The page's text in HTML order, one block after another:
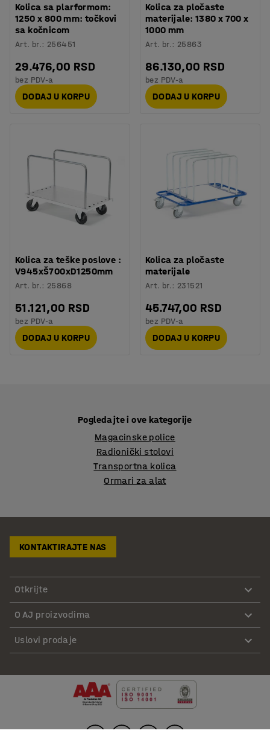
Kolica sa plarformom:
1250 x 800 mm: točkovi
sa kočnicom
Art. br.: 256451
29.476,00 RSD
bez PDV-a
DODAJ U KORPU
Kolica za pločaste
materijale: 1380 x 700 x
1000 mm
Art. br.: 25863
86.130,00 RSD
bez PDV-a
DODAJ U KORPU
Kolica za teške poslove :
V945xŠ700xD1250mm
Art. br.: 25868
51.121,00 RSD
bez PDV-a
DODAJ U KORPU
Kolica za pločaste
materijale
Art. br.: 231521
45.747,00 RSD
bez PDV-a
DODAJ U KORPU
Pogledajte i ove kategorije
Magacinske police
Radionički stolovi
Transportna kolica
Ormari za alat
KONTAKTIRAJTE NAS
Otkrijte
O AJ proizvodima
Uslovi prodaje